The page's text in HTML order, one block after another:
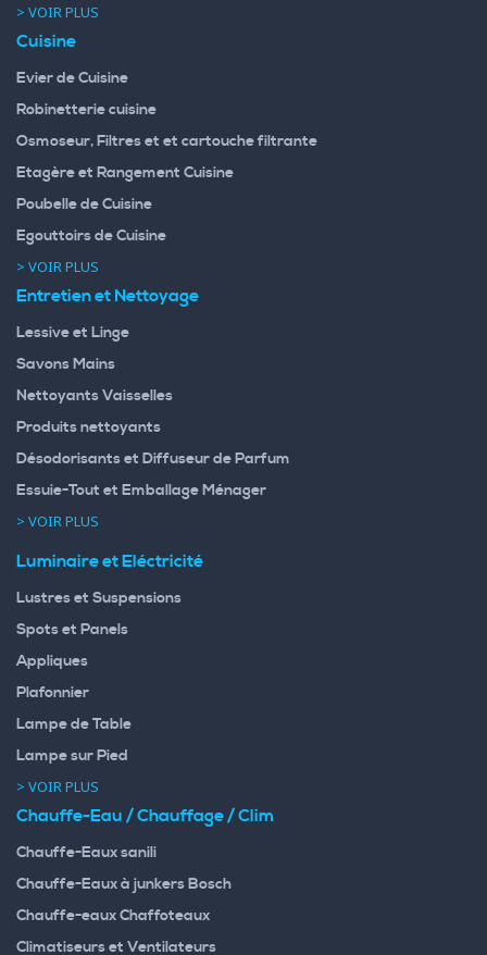
> VOIR PLUS
Cuisine
Evier de Cuisine
Robinetterie cuisine
Osmoseur, Filtres et et cartouche filtrante
Etagère et Rangement Cuisine
Poubelle de Cuisine
Egouttoirs de Cuisine
> VOIR PLUS
Entretien et Nettoyage
Lessive et Linge
Savons Mains
Nettoyants Vaisselles
Produits nettoyants
Désodorisants et Diffuseur de Parfum
Essuie-Tout et Emballage Ménager
> VOIR PLUS
Luminaire et Eléctricité
Lustres et Suspensions
Spots et Panels
Appliques
Plafonnier
Lampe de Table
Lampe sur Pied
> VOIR PLUS
Chauffe-Eau / Chauffage / Clim
Chauffe-Eaux sanili
Chauffe-Eaux à junkers Bosch
Chauffe-eaux Chaffoteaux
Climatiseurs et Ventilateurs